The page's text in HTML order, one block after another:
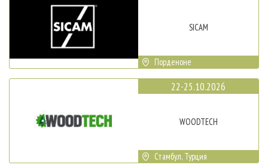
SICAM
Порденоне
22-25.10.2026
WOODTECH
Стамбул, Турция